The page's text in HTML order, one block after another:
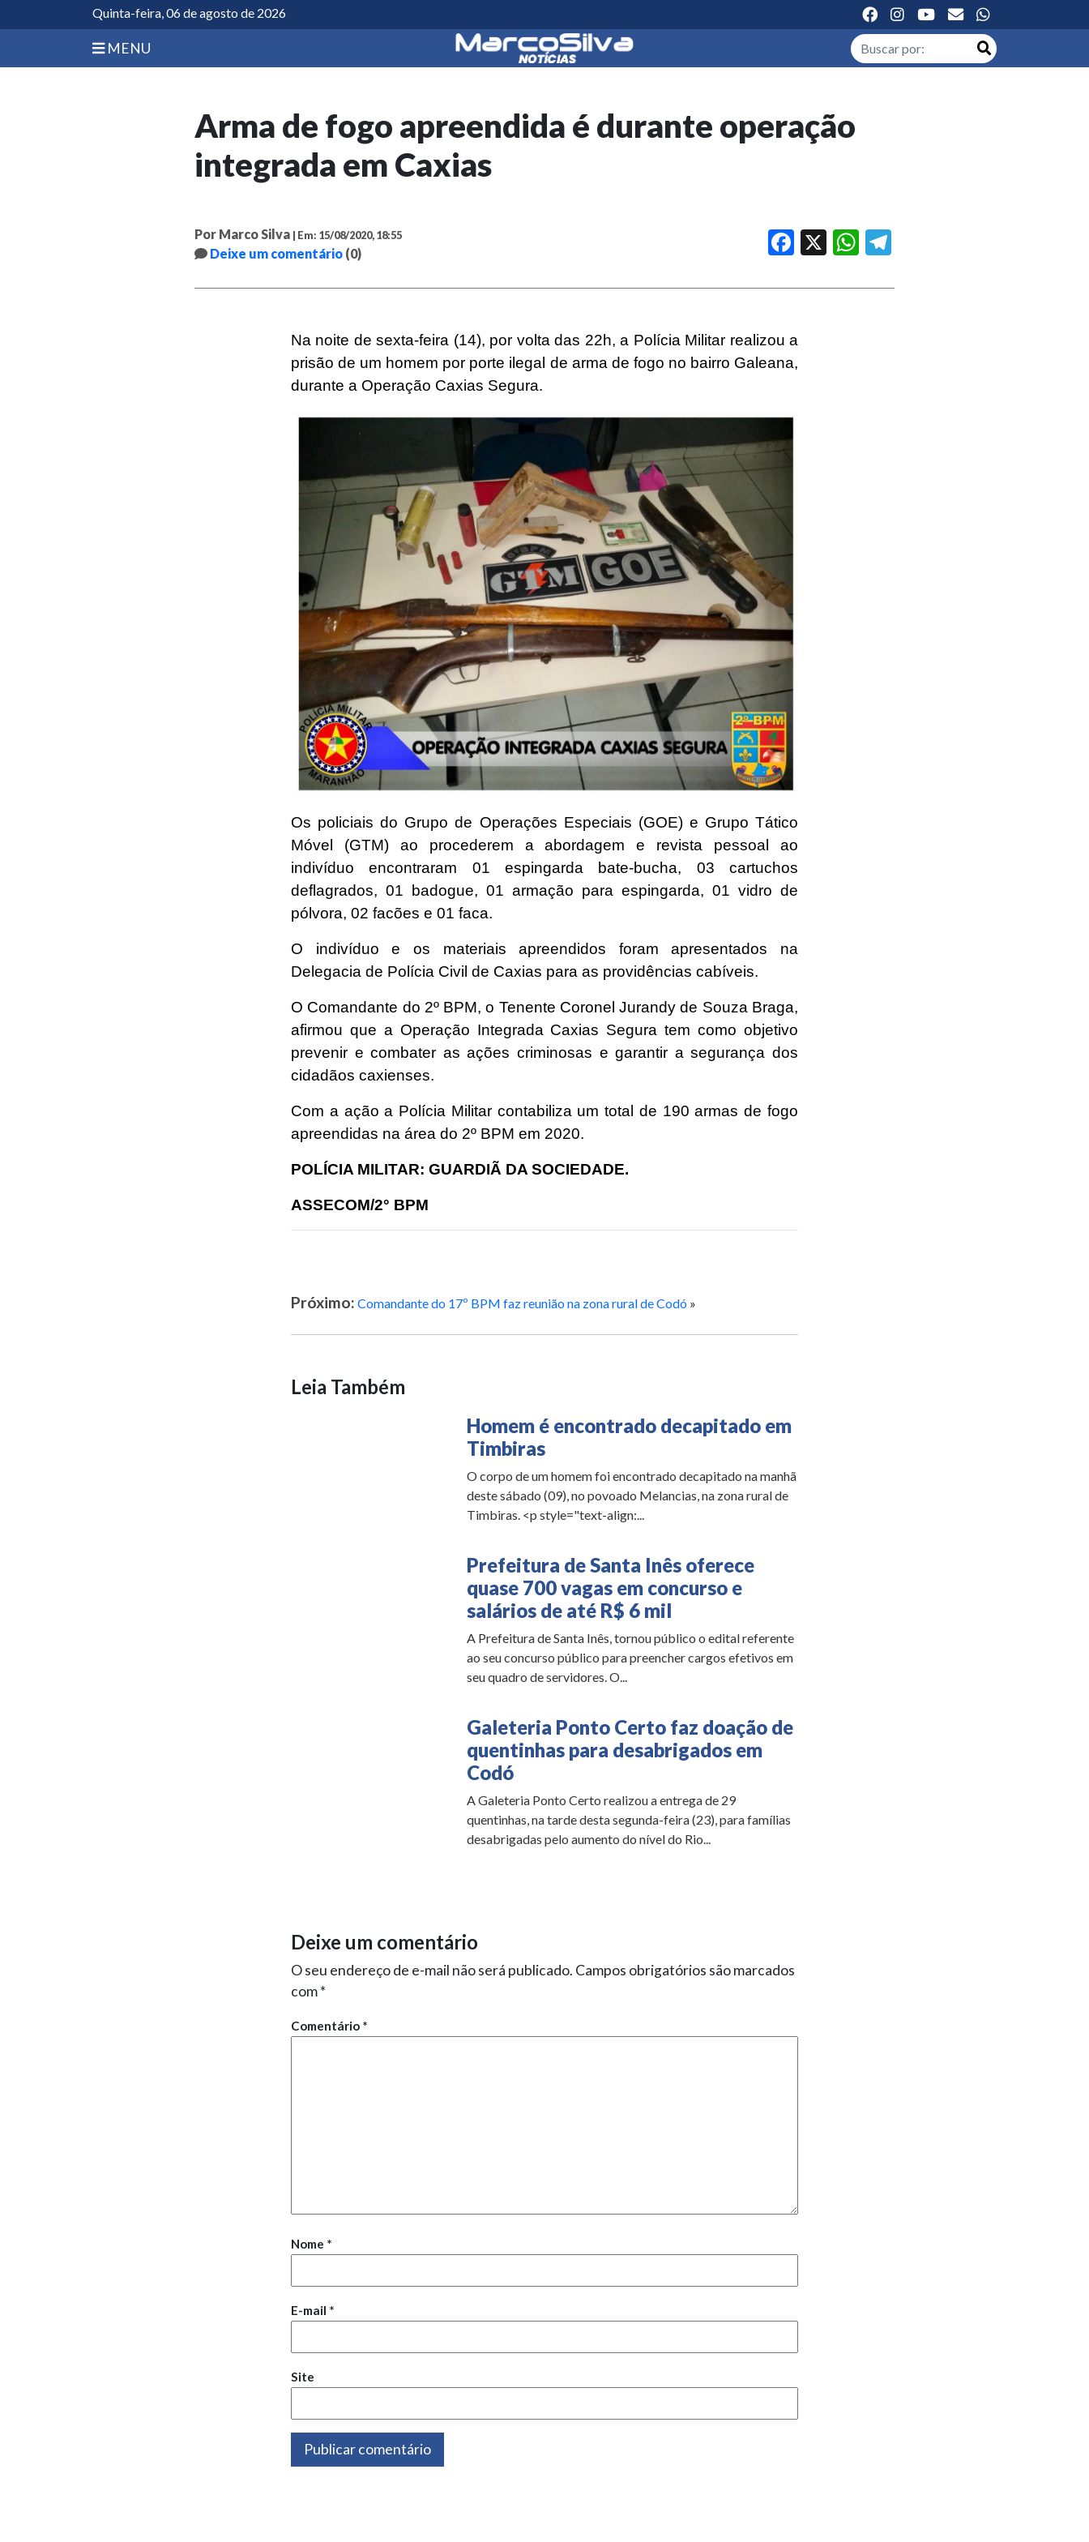
Quinta-feira, 06 de agosto de 2026
MENU
Arma de fogo apreendida é durante operação
integrada em Caxias
Por Marco Silva | Em: 15/08/2020, 18:55
Deixe um comentário (0)
Facebook WhatsApp
Na noite de sexta-feira (14), por volta das 22h, a Polícia Militar realizou a
prisão de um homem por porte ilegal de arma de fogo no bairro Galeana,
durante a Operação Caxias Segura.
Os policiais do Grupo de Operações Especiais (GOE) e Grupo Tático
Móvel (GTM) ao procederem a abordagem e revista pessoal ao
indivíduo encontraram 01 espingarda bate-bucha, 03 cartuchos
deflagrados, 01 badogue, 01 armação para espingarda, 01 vidro de
pólvora, 02 facões e 01 faca.
O indivíduo e os materiais apreendidos foram apresentados na
Delegacia de Polícia Civil de Caxias para as providências cabíveis.
O Comandante do 2º BPM, o Tenente Coronel Jurandy de Souza Braga,
afirmou que a Operação Integrada Caxias Segura tem como objetivo
prevenir e combater as ações criminosas e garantir a segurança dos
cidadãos caxienses.
Com a ação a Polícia Militar contabiliza um total de 190 armas de fogo
apreendidas na área do 2º BPM em 2020.
POLÍCIA MILITAR: GUARDIÃ DA SOCIEDADE.
ASSECOM/2° BPM
Próximo: Comandante do 17º BPM faz reunião na zona rural de Codó »
Leia Também
Homem é encontrado decapitado em
Timbiras
O corpo de um homem foi encontrado decapitado na manhã
deste sábado (09), no povoado Melancias, na zona rural de
Timbiras. <p style="text-align:...
Prefeitura de Santa Inês oferece
quase 700 vagas em concurso e
salários de até R$ 6 mil
A Prefeitura de Santa Inês, tornou público o edital referente
ao seu concurso público para preencher cargos efetivos em
seu quadro de servidores. O...
Galeteria Ponto Certo faz doação de
quentinhas para desabrigados em
Codó
A Galeteria Ponto Certo realizou a entrega de 29
quentinhas, na tarde desta segunda-feira (23), para famílias
desabrigadas pelo aumento do nível do Rio...
Deixe um comentário
O seu endereço de e-mail não será publicado. Campos obrigatórios são marcados
com*
Comentário *
Nome *
E-mail *
Site